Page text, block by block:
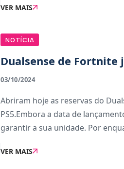
VER MAIS
NOTÍCIA
Dualsense de Fortnite
03/10/2024
Abriram hoje as reservas do
PS5.Embora a data de
garantir a sua unidade. Por
VER MAIS